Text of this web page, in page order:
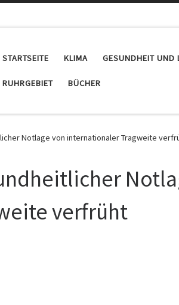
STARTSEITE KLIMA GESUNDHEIT UND
RUHRGEBIET BÜCHER
Notlage von internationaler Tragweite
verfrüht